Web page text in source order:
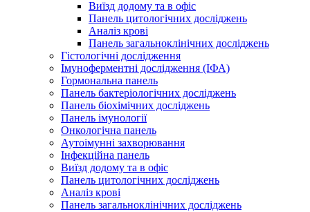
Виїзд додому та в офіс
Панель цитологічних досліджень
Аналіз крові
Панель загальноклінічних досліджень
Гістологічні дослідження
Імуноферментні дослідження (ІФА)
Гормональна панель
Панель бактеріологічних досліджень
Панель біохімічних досліджень
Панель імунології
Онкологічна панель
Аутоімунні захворювання
Інфекційна панель
Виїзд додому та в офіс
Панель цитологічних досліджень
Аналіз крові
Панель загальноклінічних досліджень